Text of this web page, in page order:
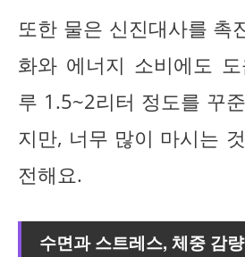
또한 물은 신진대사를 촉
화와 에너지 소비에도
루 1.5~2리터 정도를 꾸
지만, 너무 많이 마시는
전해요.
수면과 스트레스, 체중 감